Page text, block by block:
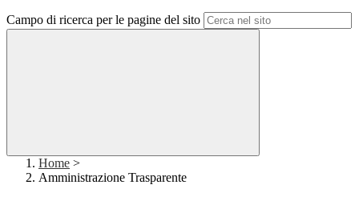
Campo di ricerca per le pagine del sito
Home >
Amministrazione Trasparente